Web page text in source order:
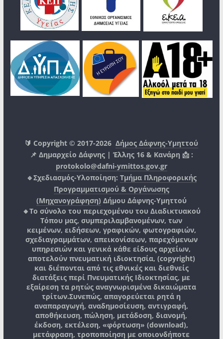
🔰 Copyright © 2017-2026Δήμος Δάφνης-Υμηττού
📌 Δημαρχείο Δάφνης | Έλλης 16 & Κανάρη 📩 :
protokolo@dafni-ymittos.gov.gr
🔹Σχεδιασμός-Υλοποίηση: Τμήμα Πληροφορικής
Προγραμματισμού & Οργάνωσης
(Μηχανογράφηση) Δήμου Δάφνης-Υμηττού
🔸Το σύνολο του περιεχομένου του Διαδικτυακού
Τόπου μας, συμπεριλαμβανομένων, των
κειμένων, ειδήσεων, γραφικών, φωτογραφιών,
σχεδιαγραμμάτων, απεικονίσεων, παρεχόμενων
υπηρεσιών και γενικά κάθε είδους αρχείων,
αποτελούν πνευματική ιδιοκτησία, (copyright)
και διέπονται από τις εθνικές και διεθνείς
διατάξεις περί Πνευματικής Ιδιοκτησίας, με
εξαίρεση τα ρητώς αναγνωρισμένα δικαιώματα
τρίτων.Συνεπώς, απαγορεύεται ρητά η
αναπαραγωγή, αναδημοσίευση, αντιγραφή,
αποθήκευση, πώληση, μετάδοση, διανομή,
έκδοση, εκτέλεση, «φόρτωση» (download),
μετάφραση, τροποποίηση με οποιονδήποτε